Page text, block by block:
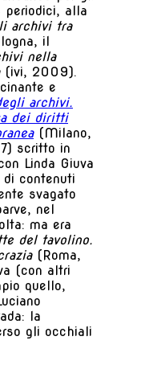
alla
archivi tra
il
nella
(ivi, 2009).
e
archivi.
dei diritti
(Milano,
scritto in
Linda Giuva
contenuti
svagato
nel
ma era
del tavolino.
(Roma,
(con altri
quello,
la
gli occhiali